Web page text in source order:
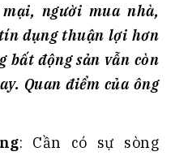
người mua nhà,
dụng thuận lợi hơn
động sản vẫn còn
Quan điểm của ông
: Cần có sự sòng